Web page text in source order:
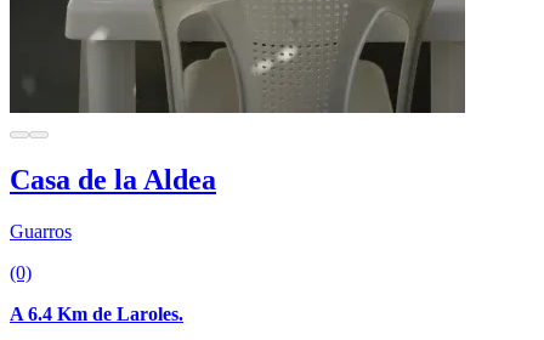
Casa de la Aldea
Guarros
(0)
A 6.4 Km de Laroles.